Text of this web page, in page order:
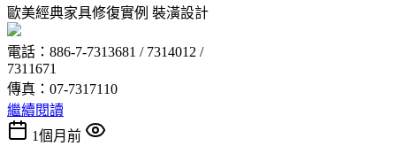
歐美經典家具修復實例 裝潢設計
電話：886-7-7313681 / 7314012 /
7311671
傳真：07-7317110
繼續閱讀
1個月前